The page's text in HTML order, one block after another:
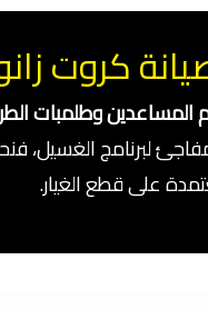
كروت
المساعدين وطلمبات
لبرنامج الغسيل،
على قطع الغيار.